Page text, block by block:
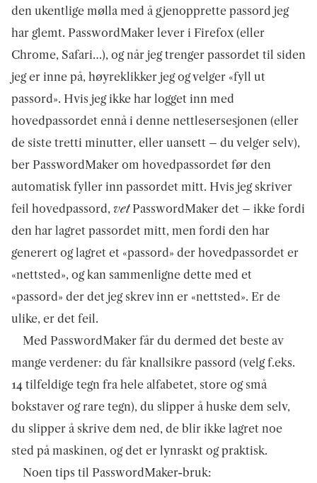
den ukentlige mølla med å gjenopprette passord jeg
har glemt. PasswordMaker lever i Firefox (eller
Chrome, Safari…), og når jeg trenger passordet til siden
jeg er inne på, høyreklikker jeg og velger «fyll ut
passord». Hvis jeg ikke har logget inn med
hovedpassordet ennå i denne nettlesersesjonen (eller
de siste tretti minutter, eller uansett – du velger selv),
ber PasswordMaker om hovedpassordet før den
automatisk fyller inn passordet mitt. Hvis jeg skriver
feil hovedpassord, vetPasswordMaker det – ikke fordi
den har lagret passordet mitt, men fordi den har
generert og lagret et «passord» der hovedpassordet er
«nettsted», og kan sammenligne dette med et
«passord» der det jeg skrev inn er «nettsted». Er de
ulike, er det feil.
Med PasswordMaker får du dermed det beste av
mange verdener: du får knallsikre passord (velg f.eks.
14 tilfeldige tegn fra hele alfabetet, store og små
bokstaver og rare tegn), du slipper å huske dem selv,
du slipper å skrive dem ned, de blir ikke lagret noe
sted på maskinen, og det er lynraskt og praktisk.
Noen tips til PasswordMaker-bruk: